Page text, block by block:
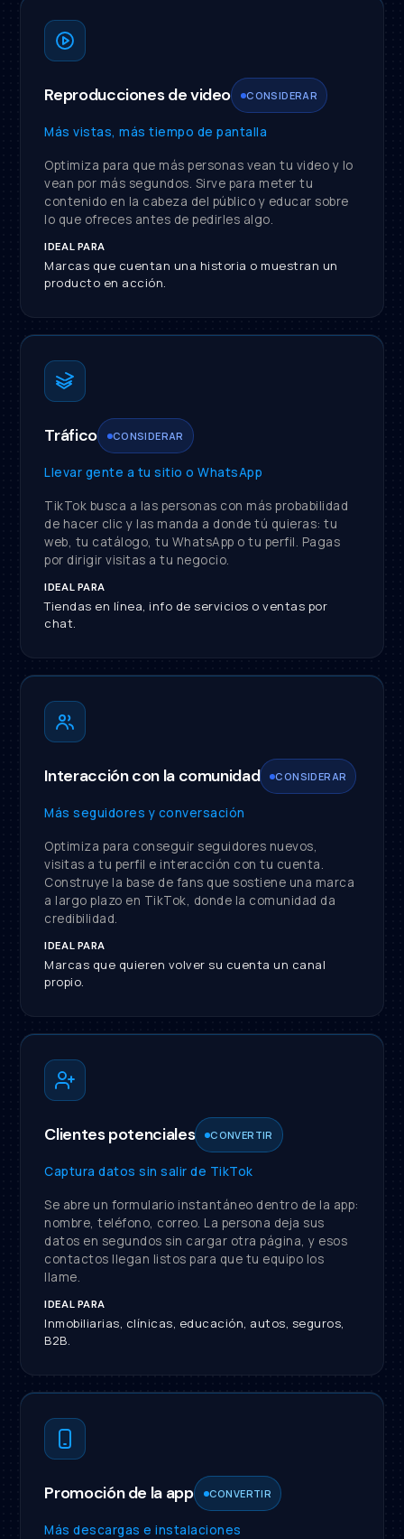
Reproducciones de video CONSIDERAR
Más vistas, más tiempo de pantalla
Optimiza para que más personas vean tu video y lo
vean por más segundos. Sirve para meter tu
contenido en la cabeza del público y educar sobre
lo que ofreces antes de pedirles algo.
IDEAL PARA
Marcas que cuentan una historia o muestran un
producto en acción.
Tráfico CONSIDERAR
Llevar gente a tu sitio o WhatsApp
TikTok busca a las personas con más probabilidad
de hacer clic y las manda a donde tú quieras: tu
web, tu catálogo, tu WhatsApp o tu perfil. Pagas
por dirigir visitas a tu negocio.
IDEAL PARA
Tiendas en línea, info de servicios o ventas por
chat.
Interacción con la comunidad CONSIDERAR
Más seguidores y conversación
Optimiza para conseguir seguidores nuevos,
visitas a tu perfil e interacción con tu cuenta.
Construye la base de fans que sostiene una marca
a largo plazo en TikTok, donde la comunidad da
credibilidad.
IDEAL PARA
Marcas que quieren volver su cuenta un canal
propio.
Clientes potenciales CONVERTIR
Captura datos sin salir de TikTok
Se abre un formulario instantáneo dentro de la app:
nombre, teléfono, correo. La persona deja sus
datos en segundos sin cargar otra página, y esos
contactos llegan listos para que tu equipo los
llame.
IDEAL PARA
Inmobiliarias, clínicas, educación, autos, seguros,
B2B.
Promoción de la app CONVERTIR
Más descargas e instalaciones